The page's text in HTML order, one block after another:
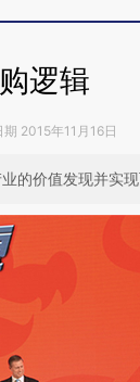
逻辑
2015年11月16日
的价值发现并实